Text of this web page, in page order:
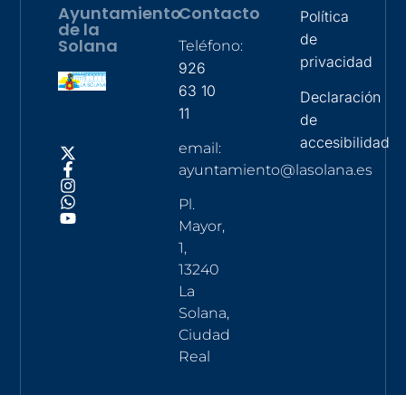
Ayuntamiento
de la
Solana
Contacto
Teléfono:
926
63 10
11
email:
ayuntamiento@lasolana.es
Pl.
Mayor,
1,
13240
La
Solana,
Ciudad
Real
Política
de
privacidad
Declaración
de
accesibilidad